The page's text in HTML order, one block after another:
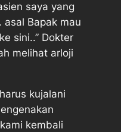
saya yang
Bapak mau
sini..” Dokter
melihat arloji
kujalani
kembali